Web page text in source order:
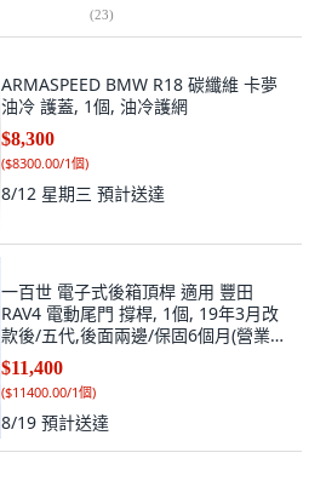
(23)
ARMASPEED BMW R18 碳纖維 卡夢
油冷 護蓋, 1個, 油冷護網
$8,300
($8300.00/1個)
8/12 星期三 預計送達
一百世 電子式後箱頂桿 適用 豐田
RAV4 電動尾門 撐桿, 1個, 19年3月改
款後/五代,後面兩邊/保固6個月(營業車
3個月)
$11,400
($11400.00/1個)
8/19 預計送達